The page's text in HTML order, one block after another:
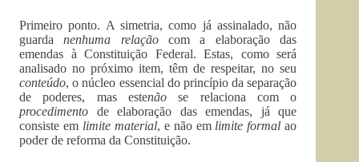
Primeiro ponto. A simetria, como já assinalado, não
guardanenhuma relaçãocom a elaboração das
emendas à Constituição Federal. Estas, como será
analisado no próximo item, têm de respeitar, no seu
conteúdo, o núcleo essencial do princípio da separação
de poderes, mas estenãose relaciona com o
procedimento de elaboração das emendas, já que
consiste em limite material, e não em limite formal ao
poder de reforma da Constituição.